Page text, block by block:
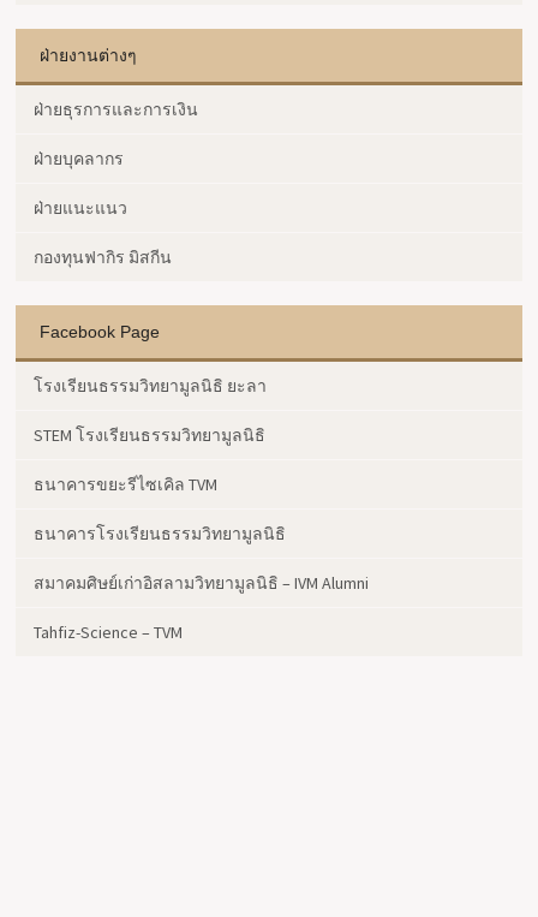
ฝ่ายงานต่างๆ
ฝ่ายธุรการและการเงิน
ฝ่ายบุคลากร
ฝ่ายแนะแนว
กองทุนฟากิร มิสกีน
Facebook Page
โรงเรียนธรรมวิทยามูลนิธิ ยะลา
STEM โรงเรียนธรรมวิทยามูลนิธิ
ธนาคารขยะรีไซเคิล TVM
ธนาคารโรงเรียนธรรมวิทยามูลนิธิ
สมาคมศิษย์เก่าอิสลามวิทยามูลนิธิ – IVM Alumni
Tahfiz-Science – TVM